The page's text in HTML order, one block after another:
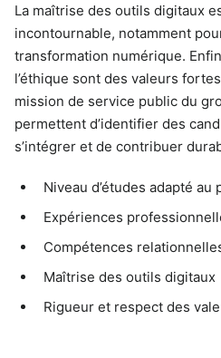
La maîtrise des outils digitaux
incontournable, notamment
transformation numérique.
l’éthique sont des valeurs
mission de service public du
permettent d’identifier des
s’intégrer et de contribuer
Niveau d’études adapté au
Expériences
Compétences
Maîtrise des outils digitaux
Rigueur et respect des